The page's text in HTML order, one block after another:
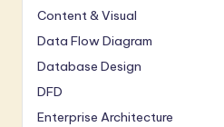
Content & Visual
Data Flow Diagram
Database Design
DFD
Enterprise Architecture